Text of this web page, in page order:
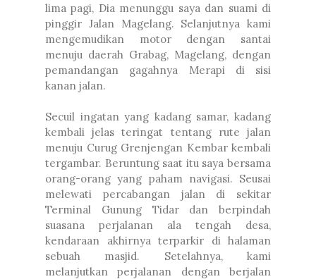
lima pagi, Dia menunggu saya dan suami di
pinggir Jalan Magelang. Selanjutnya kami
mengemudikan motor dengan santai
menuju daerah Grabag, Magelang, dengan
pemandangan gagahnya Merapi di sisi
kanan jalan.
Secuil ingatan yang kadang samar, kadang
kembali jelas teringat tentang rute jalan
menuju Curug Grenjengan Kembar kembali
tergambar. Beruntung saat itu saya bersama
orang-orang yang paham navigasi. Seusai
melewati percabangan jalan di sekitar
Terminal Gunung Tidar dan berpindah
suasana perjalanan ala tengah desa,
kendaraan akhirnya terparkir di halaman
sebuah masjid. Setelahnya, kami
melanjutkan perjalanan dengan berjalan